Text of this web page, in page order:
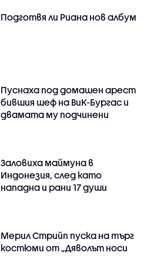
Подготвя ли Риана нов албум
Пуснаха под домашен арест
бившия шеф на ВиК-Бургас и
двамата му подчинени
Заловиха маймуна в
Индонезия, след като
нападна и рани 17 души
Мерил Стрийп пуска на търг
костюми от „Дяволът носи